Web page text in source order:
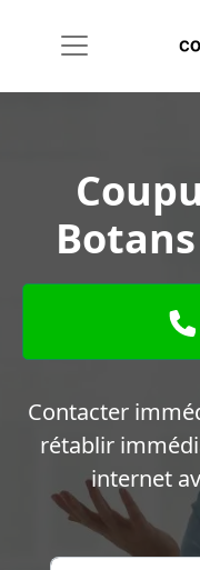
Contacter
rétablir
internet